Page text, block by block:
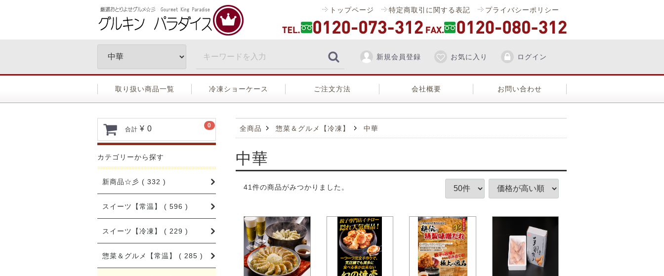
トップページ 特定商取引に関する表記 プライバシーポリシー
新規会員登録 お気に入り ログイン
取り扱い商品一覧 冷凍ショーケース ご注文方法 会社概要 お問い合わせ
0
合計 ¥ 0
カテゴリーから探す
新商品☆彡 ( 332 )
スイーツ【常温】 ( 596 )
スイーツ【冷凍】 ( 229 )
惣菜＆グルメ【常温】 ( 285 )
全商品 惣菜＆グルメ【冷凍】 中華
中華
41 件の商品がみつかりました。